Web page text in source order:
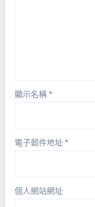
顯示名稱 *
電子郵件地址 *
個人網站網址